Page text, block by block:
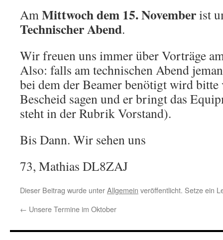
AmMittwoch dem 15. Novemberist
Technischer Abend.
Wir freuen uns immer über Vorträge
Also: falls am technischen Abend
bei dem der Beamer benötigt wird
Bescheid sagen und er bringt das
steht in der Rubrik Vorstand).
Bis Dann. Wir sehen uns
73, Mathias DL8ZAJ
Dieser Beitrag wurde unterAllgemein veröffentlicht. Setze ein
← Unsere Termine im Oktober